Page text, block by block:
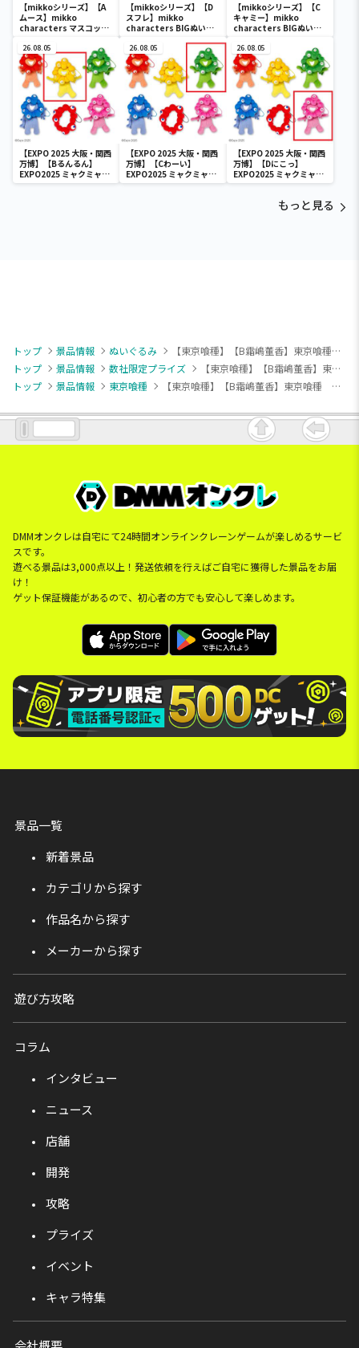
【mikkoシリーズ】【A
ムース】mikko
characters マスコット
【mikkoシリーズ】【D
スフレ】mikko
characters BIGぬいぐ
【mikkoシリーズ】【C
キャミー】mikko
characters BIGぬいぐ
26.08.05
【EXPO 2025 大阪・関西
万博】【Bるんるん】
EXPO2025 ミャクミャク
カラフルゴム紐付きぬい
26.08.05
【EXPO 2025 大阪・関西
万博】【Cわーい】
EXPO2025 ミャクミャク
カラフルゴム紐付きぬい
26.08.05
【EXPO 2025 大阪・関西
万博】【Dにこっ】
EXPO2025 ミャクミャク
カラフルゴム紐付きぬい
もっと見る
トップ 景品情報 ぬいぐるみ
【東京喰種】【B霜嶋董香】東京喰種 ぬいぷりけmini1
トップ
景品情報 数社限定プライズ
【東京喰種】【B霜嶋董香】東京喰種 ぬいぷりけmini1
トップ
景品情報 東京喰種 【東京喰種】【B霜嶋董香】東京喰種 ぬいぷりけmini1
DMMオンクレは自宅にて24時間オンラインクレーンゲームが楽しめるサービ
スです。
遊べる景品は3,000点以上！発送依頼を行えばご自宅に獲得した景品をお届
け！
ゲット保証機能があるので、初心者の方でも安心して楽しめます。
景品一覧
新着景品
カテゴリから探す
作品名から探す
メーカーから探す
遊び方攻略
コラム
インタビュー
ニュース
店舗
開発
攻略
プライズ
イベント
キャラ特集